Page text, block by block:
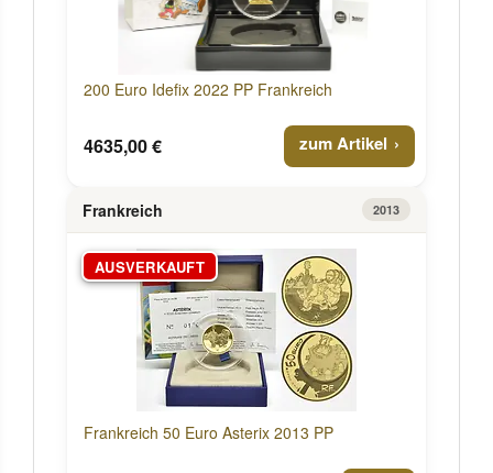
200 Euro Idefix 2022 PP Frankreich
4635,00 € zum Artikel
Frankreich 2013
AUSVERKAUFT
Frankreich 50 Euro Asterix 2013 PP